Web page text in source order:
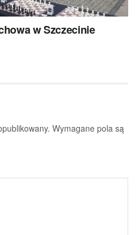
w Szczecinie
Wymagane pola są